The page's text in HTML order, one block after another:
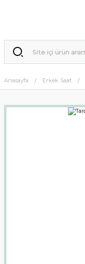
Anasayfa Erkek Saat